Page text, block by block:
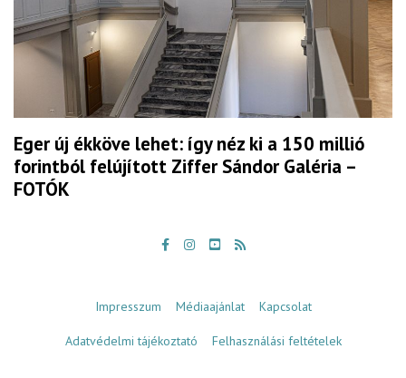
Eger új ékköve lehet: így néz ki a 150 millió
forintból felújított Ziffer Sándor Galéria –
FOTÓK
Impresszum Médiaajánlat Kapcsolat
Adatvédelmi tájékoztató Felhasználási feltételek